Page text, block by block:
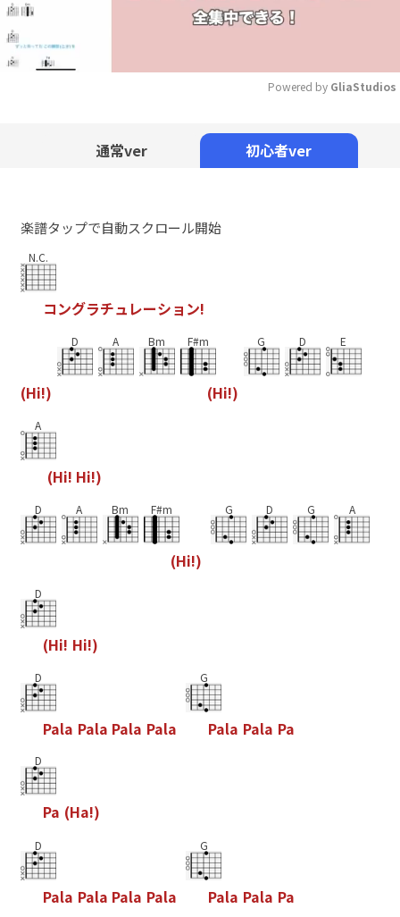
Powered by GliaStudios
通常ver 初心者ver
楽譜タップで自動スクロール開始
N.C.
コングラチュ レーショ ン!
(Hi!)
D A Bm F#m
(Hi!)
G D E
A
(Hi! Hi!)
D A Bm F#m
(Hi!)
G D G A
D
(Hi! Hi!)
D
Pala Pala Pala Pala
G
Pala Pala Pa
D
Pa (Ha!)
D
Pala Pala Pala Pala
G
Pala Pala Pa